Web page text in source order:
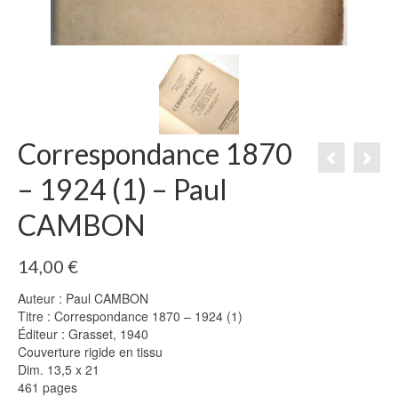
Correspondance 1870
– 1924 (1) – Paul
CAMBON
14,00 €
Auteur : Paul CAMBON
Titre : Correspondance 1870 – 1924 (1)
Éditeur : Grasset, 1940
Couverture rigide en tissu
Dim. 13,5 x 21
461 pages